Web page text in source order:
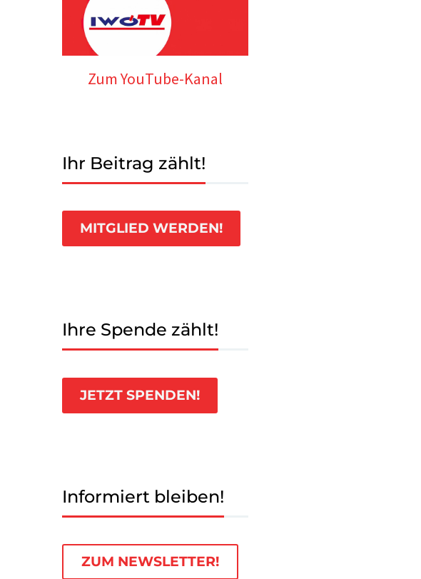
Zum YouTube-Kanal
Ihr Beitrag zählt!
MITGLIED WERDEN!
Ihre Spende zählt!
JETZT SPENDEN!
Informiert bleiben!
ZUM NEWSLETTER!